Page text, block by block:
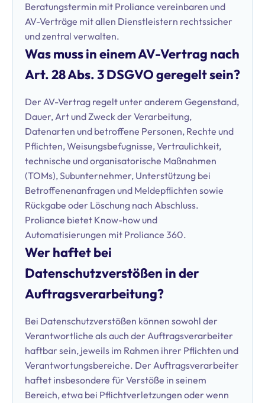
Beratungstermin mit Proliance vereinbaren und
AV-Verträge mit allen Dienstleistern rechtssicher
und zentral verwalten.
Was muss in einem AV-Vertrag nach
Art. 28 Abs. 3 DSGVO geregelt sein?
Der AV-Vertrag regelt unter anderem Gegenstand,
Dauer, Art und Zweck der Verarbeitung,
Datenarten und betroffene Personen, Rechte und
Pflichten, Weisungsbefugnisse, Vertraulichkeit,
technische und organisatorische Maßnahmen
(TOMs), Subunternehmer, Unterstützung bei
Betroffenenanfragen und Meldepflichten sowie
Rückgabe oder Löschung nach Abschluss.
Proliance bietet Know-how und
Automatisierungen mit Proliance 360.
Wer haftet bei
Datenschutzverstößen in der
Auftragsverarbeitung?
Bei Datenschutzverstößen können sowohl der
Verantwortliche als auch der Auftragsverarbeiter
haftbar sein, jeweils im Rahmen ihrer Pflichten und
Verantwortungsbereiche. Der Auftragsverarbeiter
haftet insbesondere für Verstöße in seinem
Bereich, etwa bei Pflichtverletzungen oder wenn